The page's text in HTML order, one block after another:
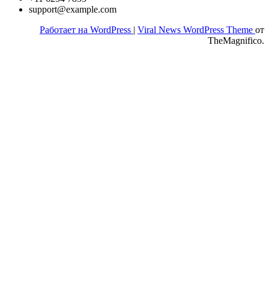
support@example.com
Работает на WordPress
Viral News WordPress Theme от
TheMagnifico.